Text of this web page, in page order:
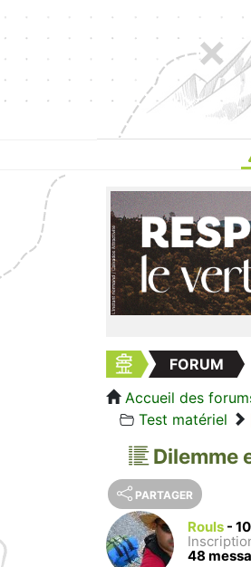
FORUM
Accueil des
Test matériel
Dilemme
PARTAGER
Rouls -
48